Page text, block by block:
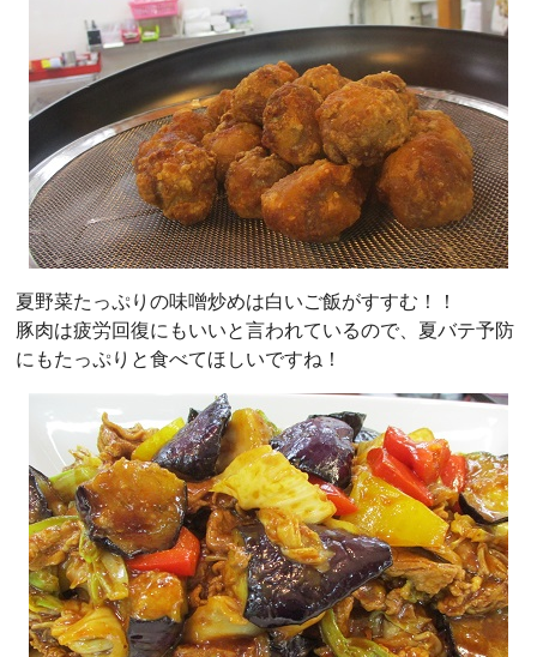
夏野菜たっぷりの味噌炒めは白いご飯がすすむ！！
豚肉は疲労回復にもいいと言われているので、夏バテ予防
にもたっぷりと食べてほしいですね！